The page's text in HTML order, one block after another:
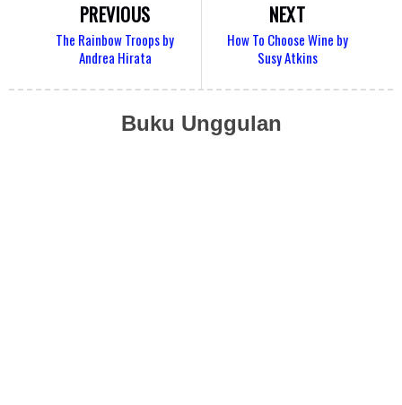
NEXT
How To Choose Wine by
Susy Atkins
PREVIOUS
The Rainbow Troops by
Andrea Hirata
Buku Unggulan